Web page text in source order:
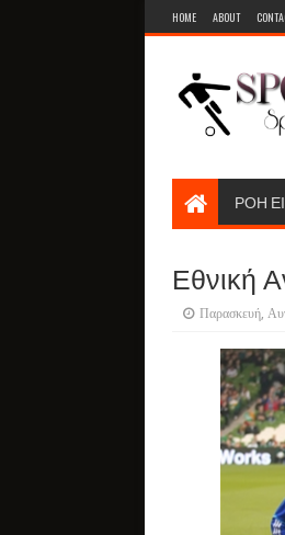
HOME ABOUT
ΡΟΗ
Εθνική
Παρασκευή,